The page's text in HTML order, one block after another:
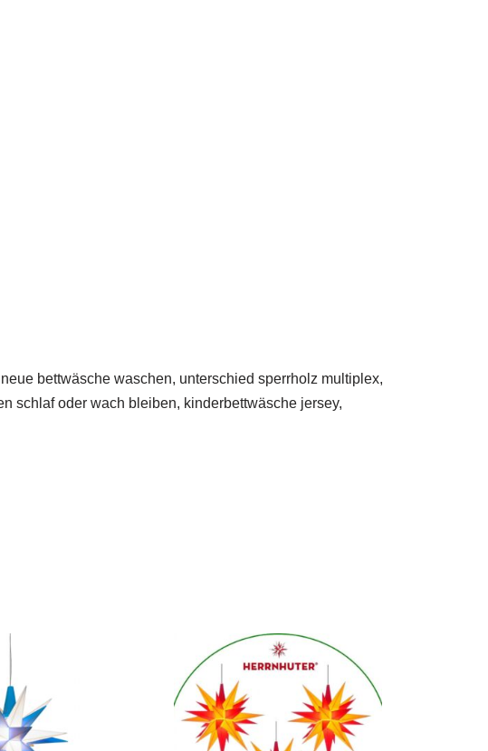
bettwäsche waschen, unterschied sperrholz multiplex,
schlaf oder wach bleiben, kinderbettwäsche jersey,